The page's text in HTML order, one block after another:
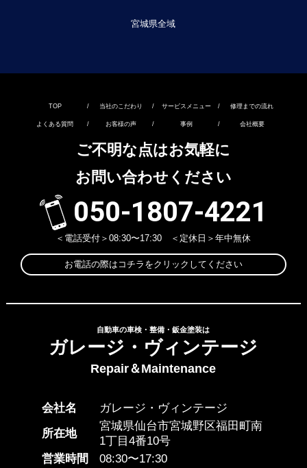
宮城県全域
TOP / 当社のこだわり / サービスメニュー / 修理までの流れ
よくある質問 / お客様の声 / 事例 / 会社概要
ご不明な点はお気軽に
お問い合わせください
050-1807-4221
＜電話受付＞08:30〜17:30 ＜定休日＞年中無休
お電話の際はコチラをクリックしてください
自動車の車検・整備・鈑金塗装は
ガレージ・ヴィンテージ
Repair＆Maintenance
会社名
ガレージ・ヴィンテージ
所在地
宮城県仙台市宮城野区福田町南
1丁目4番10号
営業時間
08:30〜17:30